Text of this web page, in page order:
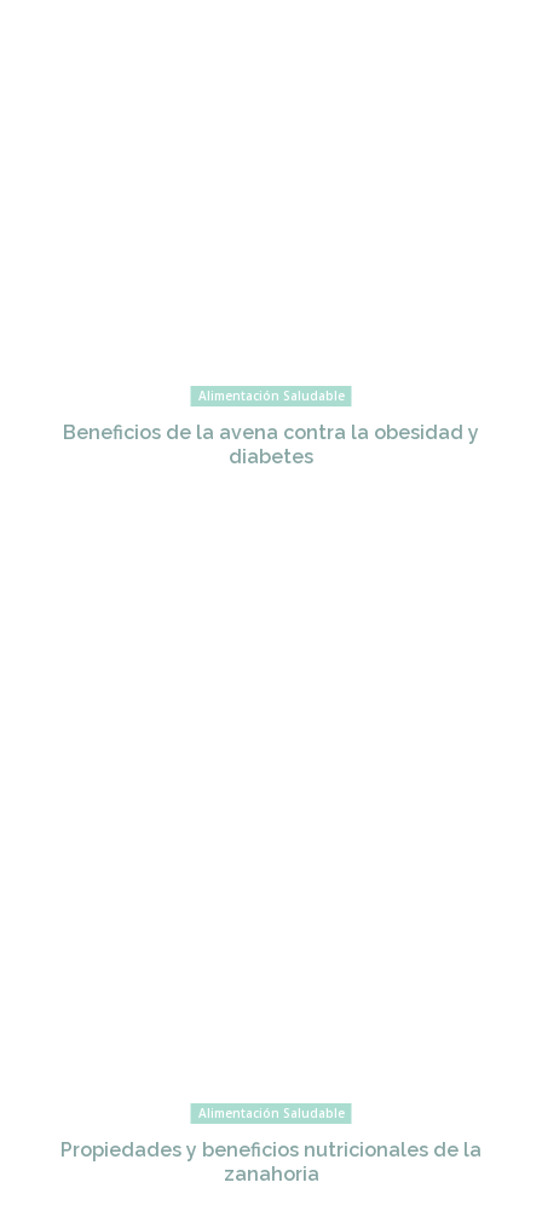
Alimentación Saludable
Beneficios de la avena contra la obesidad y
diabetes
Alimentación Saludable
Propiedades y beneficios nutricionales de la
zanahoria